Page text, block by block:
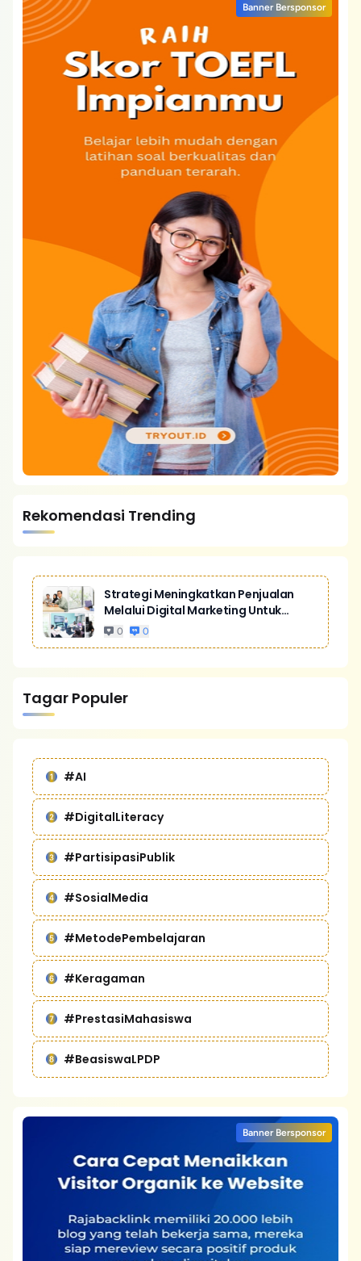
Banner Bersponsor
Rekomendasi Trending
Strategi Meningkatkan Penjualan
Melalui Digital Marketing Untuk
Bisnis Yang Lebih Kompetitif
0 0
Tagar Populer
#AI
#DigitalLiteracy
#PartisipasiPublik
#SosialMedia
#MetodePembelajaran
#Keragaman
#PrestasiMahasiswa
#BeasiswaLPDP
Banner Bersponsor